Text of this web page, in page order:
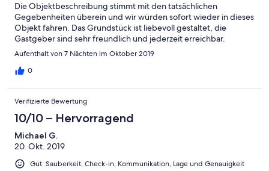
Die Objektbeschreibung stimmt mit den tatsächlichen
Gegebenheiten überein und wir würden sofort wieder in dieses
Objekt fahren. Das Grundstück ist liebevoll gestaltet, die
Gastgeber sind sehr freundlich und jederzeit erreichbar.
Aufenthalt von 7 Nächten im Oktober 2019
0
Verifizierte Bewertung
10/10 – Hervorragend
Michael G.
20. Okt. 2019
Gut: Sauberkeit, Check-in, Kommunikation, Lage und Genauigkeit